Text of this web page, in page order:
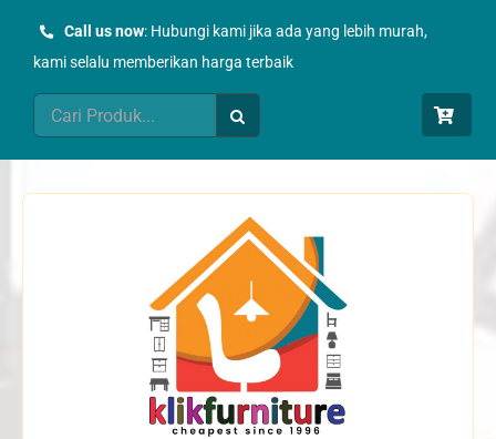
Call us now: Hubungi kami jika ada yang lebih murah,
kami selalu memberikan harga terbaik
Search
for: